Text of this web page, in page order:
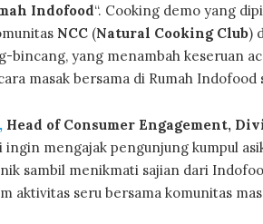
Indofood“. Cooking demo yang
NCC (Natural Cooking Club)
bincang, yang menambah keseruan
masak bersama di Rumah
Head of Consumer Engagement,
ingin mengajak pengunjung kumpul
sambil menikmati sajian dari
aktivitas seru bersama komunitas